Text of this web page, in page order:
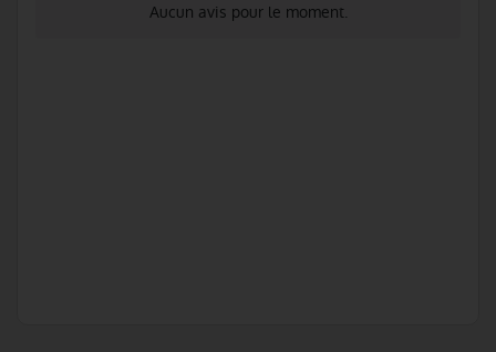
Aucun avis pour le moment.